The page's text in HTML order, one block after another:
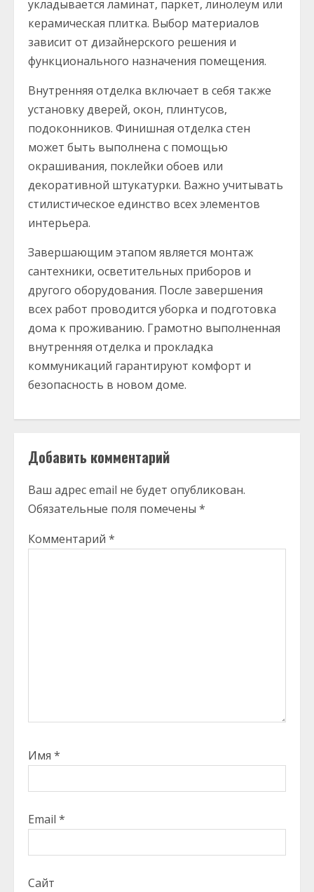
укладывается ламинат, паркет, линолеум или
керамическая плитка. Выбор материалов
зависит от дизайнерского решения и
функционального назначения помещения.
Внутренняя отделка включает в себя также
установку дверей, окон, плинтусов,
подоконников. Финишная отделка стен
может быть выполнена с помощью
окрашивания, поклейки обоев или
декоративной штукатурки. Важно учитывать
стилистическое единство всех элементов
интерьера.
Завершающим этапом является монтаж
сантехники, осветительных приборов и
другого оборудования. После завершения
всех работ проводится уборка и подготовка
дома к проживанию. Грамотно выполненная
внутренняя отделка и прокладка
коммуникаций гарантируют комфорт и
безопасность в новом доме.
Добавить комментарий
Ваш адрес email не будет опубликован.
Обязательные поля помечены *
Комментарий *
Имя *
Email *
Сайт